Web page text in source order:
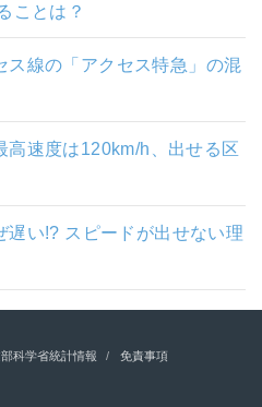
ことは？
ス線の「アクセス特急」の混
高速度は120km/h、出せる区
遅い!? スピードが出せない理
科学省統計情報 免責事項